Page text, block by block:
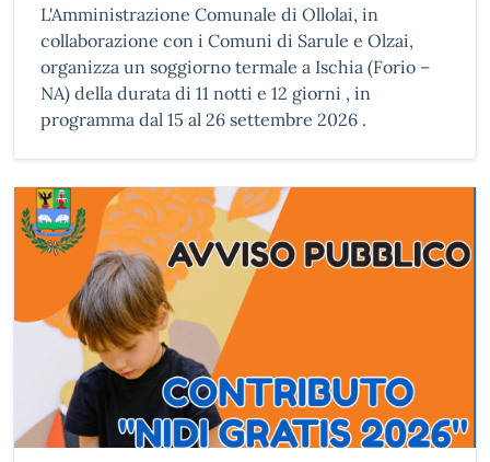
L'Amministrazione Comunale di Ollolai, in
collaborazione con i Comuni di Sarule e Olzai,
organizza un soggiorno termale a Ischia (Forio –
NA) della durata di 11 notti e 12 giorni , in
programma dal 15 al 26 settembre 2026 .